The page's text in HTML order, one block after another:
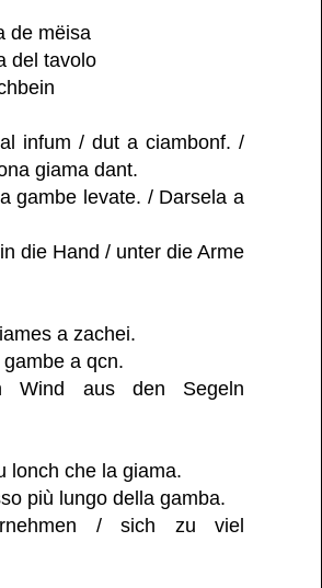
de mëisa
del tavolo
infum / dut a ciambonf. /
giama dant.
gambe levate. / Darsela a
die Hand / unter die Arme
a zachei.
a qcn.
Wind aus den Segeln
lonch che la giama.
più lungo della gamba.
/ sich zu viel